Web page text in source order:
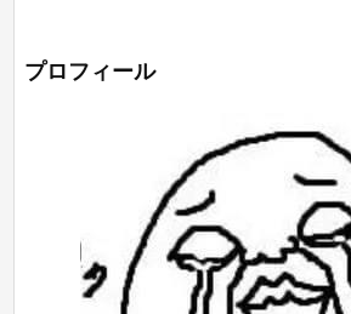
プロフィール